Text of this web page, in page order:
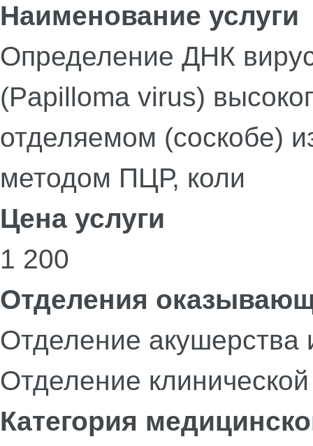
Наименование услуги
Определение ДНК
(Papilloma virus)
отделяемом (соскобе)
методом ПЦР, коли
Цена услуги
1 200
Отделения
Отделение акушерства
Отделение
Категория